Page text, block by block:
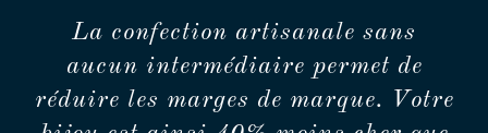
La confection artisanale sans
aucun intermédiaire permet de
réduire les marges de marque. Votre